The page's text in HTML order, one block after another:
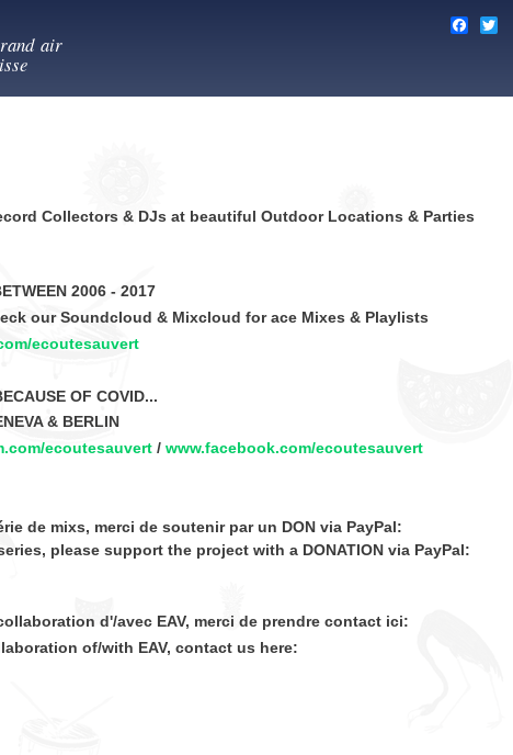
air
b
t
Collectors & DJs at beautiful Outdoor Locations & Parties
2006 - 2017
our Soundcloud & Mixcloud for ace Mixes & Playlists
ecoutesauvert
OF COVID...
& BERLIN
ecoutesauvert / www.facebook.com/ecoutesauvert
de mixs, merci de soutenir par un DON via PayPal:
please support the project with a DONATION via PayPal:
d'/avec EAV, merci de prendre contact ici:
of/with EAV, contact us here: